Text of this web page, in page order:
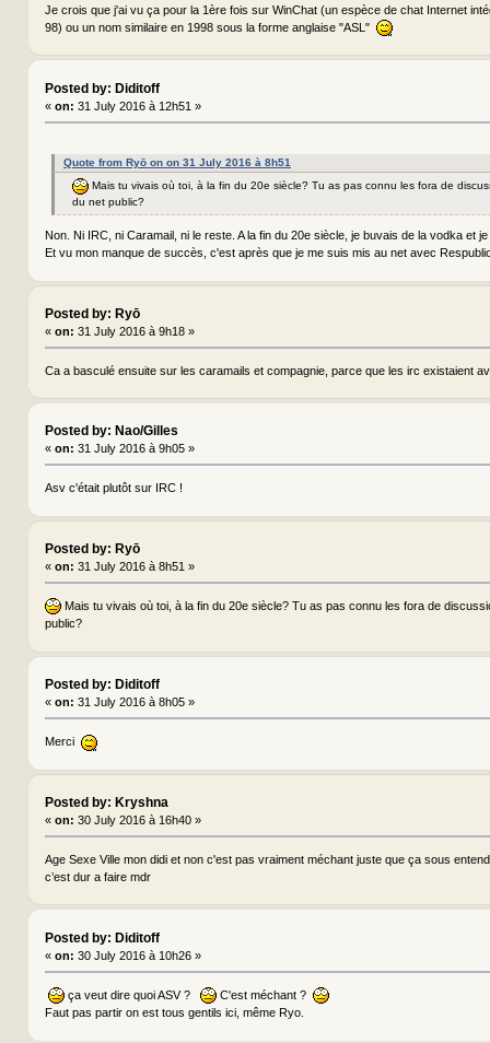
Je crois que j'ai vu ça pour la 1ère fois sur WinChat (un espèce de chat Internet
98) ou un nom similaire en 1998 sous la forme anglaise "ASL"
Posted by: Diditoff
« on: 31 July 2016 à 12h51 »
Quote from Ryō on on 31 July 2016 à 8h51
Mais tu vivais où toi, à la fin du 20e siècle? Tu as pas connu les fora de
du net public?
Non. Ni IRC, ni Caramail, ni le reste. A la fin du 20e siècle, je buvais de la vodka et
Et vu mon manque de succès, c'est après que je me suis mis au net avec
Posted by: Ryō
« on: 31 July 2016 à 9h18 »
Ca a basculé ensuite sur les caramails et compagnie, parce que les irc existaient
Posted by: Nao/Gilles
« on: 31 July 2016 à 9h05 »
Asv c'était plutôt sur IRC !
Posted by: Ryō
« on: 31 July 2016 à 8h51 »
Mais tu vivais où toi, à la fin du 20e siècle? Tu as pas connu les fora de
public?
Posted by: Diditoff
« on: 31 July 2016 à 8h05 »
Merci
Posted by: Kryshna
« on: 30 July 2016 à 16h40 »
Age Sexe Ville mon didi et non c'est pas vraiment méchant juste que ça sous
c’est dur a faire mdr
Posted by: Diditoff
« on: 30 July 2016 à 10h26 »
ça veut dire quoi ASV ?
C'est méchant ?
Faut pas partir on est tous gentils ici, même Ryo.